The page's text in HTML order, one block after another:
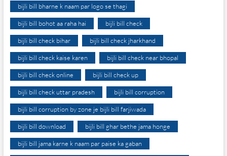
bijli bill bharne k naam par logo se thagi
bijli bill bohot aa raha hai bijli bill check
bijli bill check bihar bijli bill check jharkhand
bijli bill check kaise karen bijli bill check near bhopal
bijli bill check online bijli bill check up
bijli bill check uttar pradesh bijli bill corruption
bijli bill corruption by zone je bijli bill farjiwada
bijli bill download bijli bill ghar bethe jama honge
bijli bill jama karne k naam par paise ka gaban